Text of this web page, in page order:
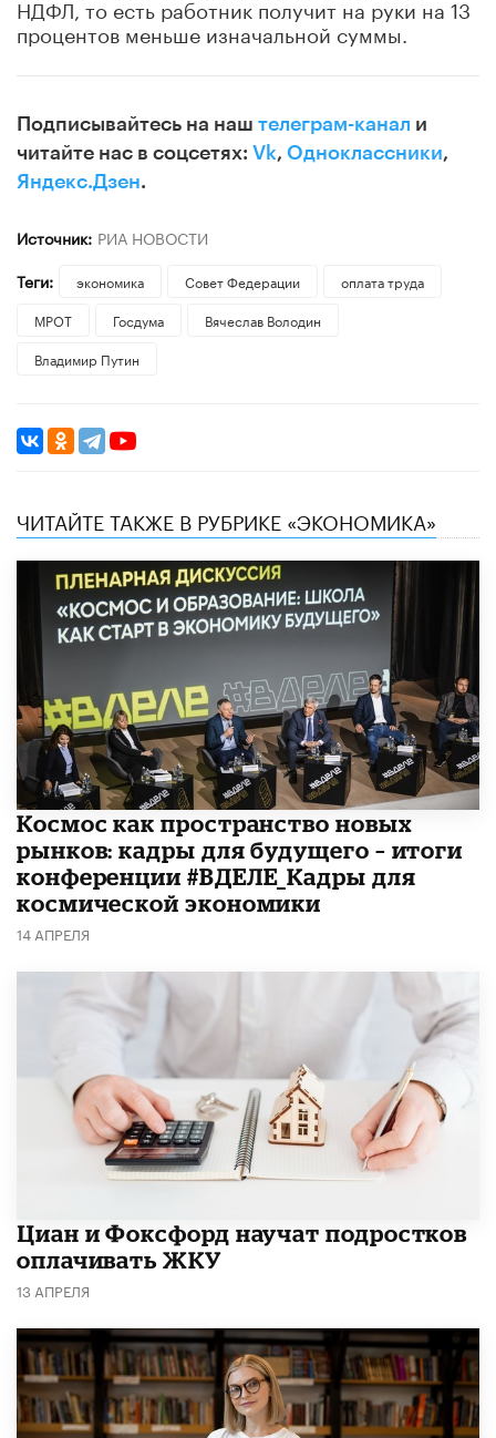
НДФЛ, то есть работник получит на руки на 13
процентов меньше изначальной суммы.
Подписывайтесь на наш телеграм-канал и
читайте нас в соцсетях: Vk, Одноклассники,
Яндекс.Дзен.
Источник: РИА НОВОСТИ
Теги:
экономика Совет Федерации
оплата труда
МРОТ
Госдума
Вячеслав Володин
Владимир Путин
ЧИТАЙТЕ ТАКЖЕ В РУБРИКЕ «ЭКОНОМИКА»
Космос как пространство новых
рынков: кадры для будущего – итоги
конференции #ВДЕЛЕ_Кадры для
космической экономики
14 АПРЕЛЯ
Циан и Фоксфорд научат подростков
оплачивать ЖКУ
13 АПРЕЛЯ